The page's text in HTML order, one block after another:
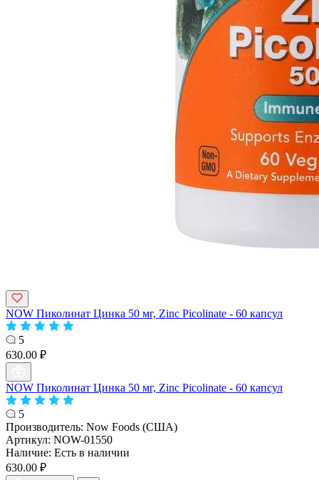
NOW Пиколинат Цинка 50 мг, Zinc Picolinate - 60 капсул
5
630.00 ₽
NOW Пиколинат Цинка 50 мг, Zinc Picolinate - 60 капсул
5
Производитель: Now Foods (США)
Артикул: NOW-01550
Наличие: Есть в наличии
630.00 ₽